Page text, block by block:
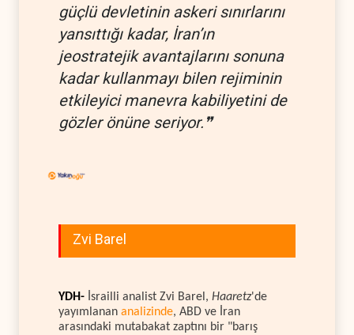
güçlü devletinin askeri sınırlarını
yansıttığı kadar, İran’ın
jeostratejik avantajlarını sonuna
kadar kullanmayı bilen rejiminin
etkileyici manevra kabiliyetini de
gözler önüne seriyor.❞
Zvi Barel
YDH- İsrailli analist Zvi Barel, Haaretz'de
yayımlanan analizinde, ABD ve İran
arasındaki mutabakat zaptını bir "barış